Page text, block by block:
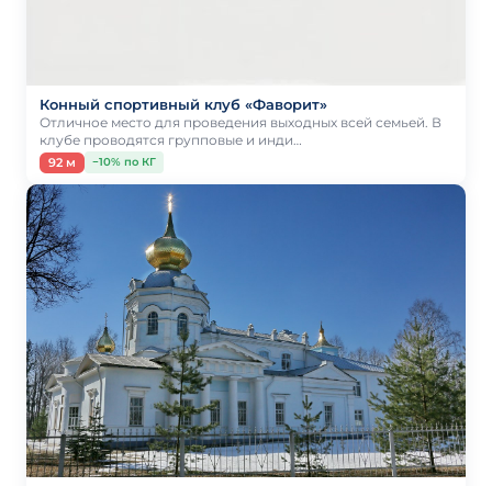
Конный спортивный клуб «Фаворит»
Отличное место для проведения выходных всей семьей. В
клубе проводятся групповые и инди…
92 м −10% по КГ